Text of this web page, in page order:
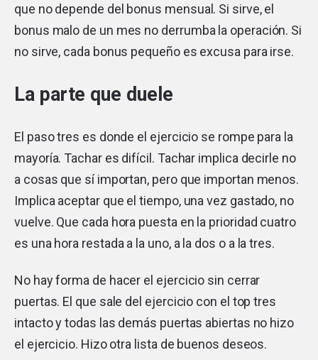
que no depende del bonus mensual. Si sirve, el
bonus malo de un mes no derrumba la operación. Si
no sirve, cada bonus pequeño es excusa para irse.
La parte que duele
El paso tres es donde el ejercicio se rompe para la
mayoría. Tachar es difícil. Tachar implica decirle no
a cosas que sí importan, pero que importan menos.
Implica aceptar que el tiempo, una vez gastado, no
vuelve. Que cada hora puesta en la prioridad cuatro
es una hora restada a la uno, a la dos o a la tres.
No hay forma de hacer el ejercicio sin cerrar
puertas. El que sale del ejercicio con el top tres
intacto y todas las demás puertas abiertas no hizo
el ejercicio. Hizo otra lista de buenos deseos.